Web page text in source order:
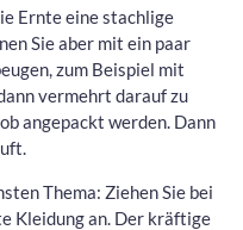
Ernte eine stachlige
Sie aber mit ein paar
zum Beispiel mit
vermehrt darauf zu
angepackt werden. Dann
Thema: Ziehen Sie bei
Kleidung an. Der kräftige